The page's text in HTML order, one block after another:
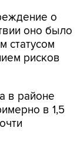
о
оно было
статусом
рисков
в районе
в 1,5